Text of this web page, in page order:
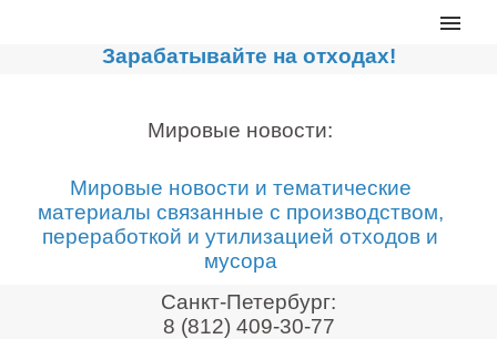
Главная
Сортировочные линии
Дробильное оборудование
Компакторы, контейнеры
Реализованные проекты
Видео
Зарабатывайте на отходах!
Мировые новости:
Мировые новости и тематические
материалы связанные с производством,
переработкой и утилизацией отходов и
мусора
Санкт-Петербург:
8 (812) 409-30-77